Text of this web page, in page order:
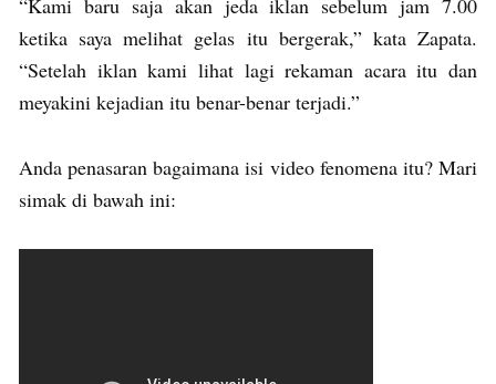
ketika saya melihat gelas itu bergerak,” kata Zapata.
“Setelah iklan kami lihat lagi rekaman acara itu dan
meyakini kejadian itu benar-benar terjadi.”
Anda penasaran bagaimana isi video fenomena itu? Mari
simak di bawah ini: